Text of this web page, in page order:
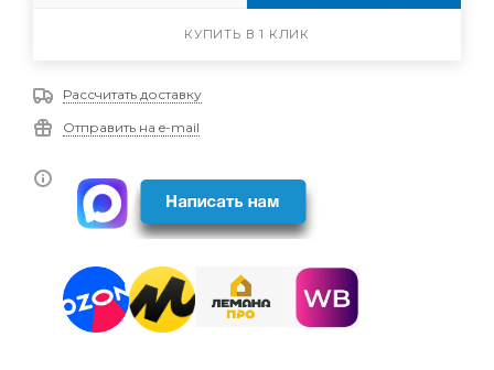
КУПИТЬ В 1 КЛИК
Рассчитать доставку
Отправить на e-mail